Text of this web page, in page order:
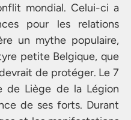
mondial. Celui-ci a
pour les relations
un mythe populaire,
petite Belgique, que
de protéger. Le 7
de Liège de la Légion
de ses forts. Durant